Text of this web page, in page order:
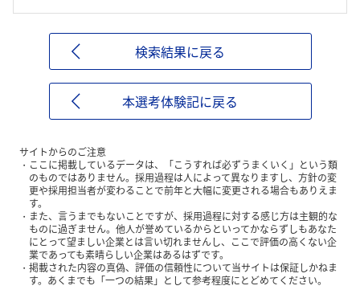
検索結果に戻る
本選考体験記に戻る
サイトからのご注意
ここに掲載しているデータは、「こうすれば必ずうまくいく」という類
のものではありません。採用過程は人によって異なりますし、方針の変
更や採用担当者が変わることで前年と大幅に変更される場合もありえま
す。
また、言うまでもないことですが、採用過程に対する感じ方は主観的な
ものに過ぎません。他人が誉めているからといってかならずしもあなた
にとって望ましい企業とは言い切れませんし、ここで評価の高くない企
業であっても素晴らしい企業はあるはずです。
掲載された内容の真偽、評価の信頼性について当サイトは保証しかねま
す。あくまでも「一つの結果」として参考程度にとどめてください。